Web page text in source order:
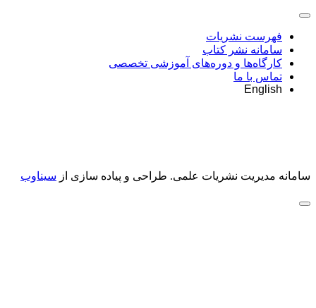
فهرست نشریات
سامانه نشر کتاب
کارگاه‌ها و دوره‌های آموزشی تخصصی
تماس با ما
English
سامانه مدیریت نشریات علمی. طراحی و پیاده سازی از سیناوب